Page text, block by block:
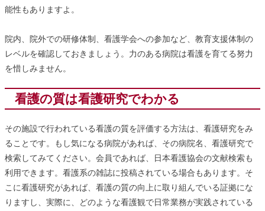
能性もありますよ。
院内、院外での研修体制、看護学会への参加など、教育支援体制の
レベルを確認しておきましょう。力のある病院は看護を育てる努力
を惜しみません。
看護の質は看護研究でわかる
その施設で行われている看護の質を評価する方法は、看護研究をみ
ることです。もし気になる病院があれば、その病院名、看護研究で
検索してみてください。会員であれば、日本看護協会の文献検索も
利用できます。看護系の雑誌に投稿されている場合もあります。そ
こに看護研究があれば、看護の質の向上に取り組んでいる証拠にな
りますし、実際に、どのような看護観で日常業務が実践されている